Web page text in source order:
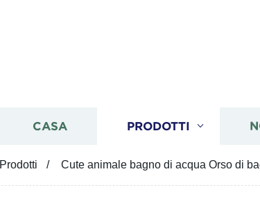
CASA PRODOTTI
Prodotti Cute animale bagno di acqua Orso di